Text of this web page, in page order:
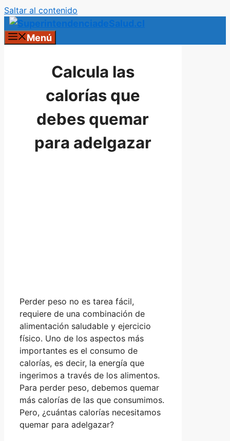
Saltar al contenido
Menú
Calcula las
calorías que
debes quemar
para adelgazar
Perder peso no es tarea fácil,
requiere de una combinación de
alimentación saludable y ejercicio
físico. Uno de los aspectos más
importantes es el consumo de
calorías, es decir, la energía que
ingerimos a través de los alimentos.
Para perder peso, debemos quemar
más calorías de las que consumimos.
Pero, ¿cuántas calorías necesitamos
quemar para adelgazar?